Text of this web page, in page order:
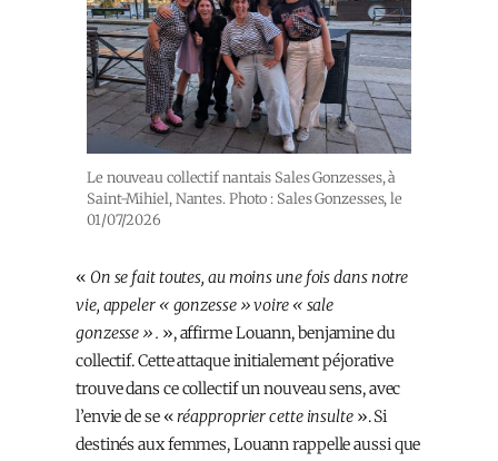
Le nouveau collectif nantais Sales Gonzesses, à
Saint-Mihiel, Nantes. Photo : Sales Gonzesses, le
01/07/2026
« On se fait toutes, au moins une fois dans notre
vie, appeler « gonzesse » voire « sale
gonzesse ». », affirme Louann, benjamine du
collectif. Cette attaque initialement péjorative
trouve dans ce collectif un nouveau sens, avec
l’envie de se «réapproprier cette insulte». Si
destinés aux femmes, Louann rappelle aussi que